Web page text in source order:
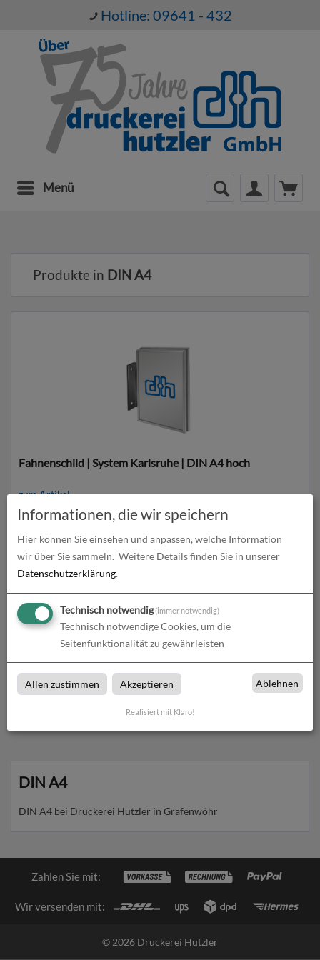
Hotline: 09641 - 432
Menü
Produkte in DIN A4
Fahnenschild | System Karlsruhe | DIN A4 hoch
zum Artikel
Fahnenschild | System Karlsruhe | DIN A4 quer
DIN A4
DIN A4 bei Druckerei Hutzler in Grafenwöhr
Zahlen Sie mit:
Wir versenden mit:
© 2026 Druckerei Hutzler
Informationen, die wir speichern
Hier können Sie einsehen und anpassen, welche Information
wir über Sie sammeln. Weitere Details finden Sie in unserer
Datenschutzerklärung.
Technisch notwendig(immer notwendig)
Technisch notwendige Cookies, um die
Seitenfunktionalität zu gewährleisten
Allen zustimmen Akzeptieren Ablehnen
Realisiert mit Klaro!